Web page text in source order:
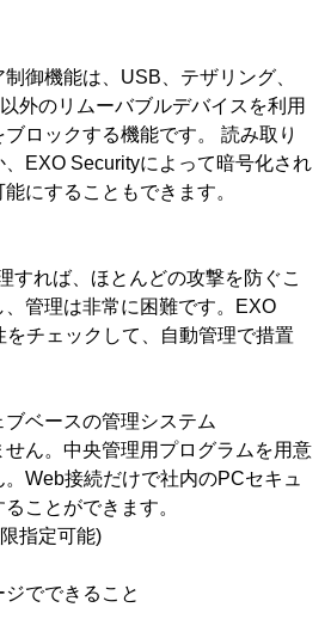
御機能は、USB、テザリング、
外のリムーバブルデバイスを利用
ロックする機能です。 読み取り
EXO Securityによって暗号化され
にすることもできます。
すれば、ほとんどの攻撃を防ぐこ
管理は非常に困難です。EXO
チェックして、自動管理で措置
ブベースの管理システム
ん。中央管理用プログラムを用意
Web接続だけで社内のPCセキュ
ことができます。
指定可能)
ジでできること